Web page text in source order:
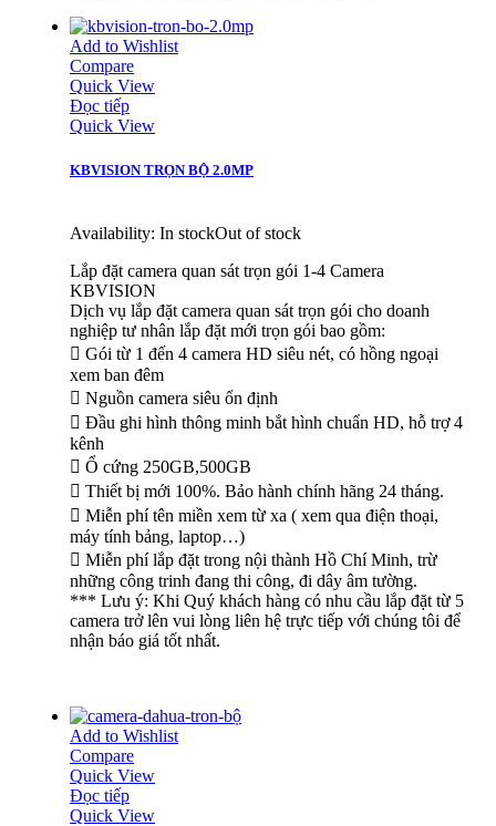
Add to Wishlist
Compare
Quick View
Đọc tiếp
Quick View
KBVISION TRỌN BỘ 2.0MP
Availability: In stockOut of stock
Lắp đặt camera quan sát trọn gói 1-4 Camera
KBVISION
Dịch vụ lắp đặt camera quan sát trọn gói cho doanh
nghiệp tư nhân lắp đặt mới trọn gói bao gồm:
 Gói từ 1 đến 4 camera HD siêu nét, có hồng ngoại
xem ban đêm
 Nguồn camera siêu ổn định
 Đầu ghi hình thông minh bắt hình chuẩn HD, hỗ trợ 4
kênh
 Ổ cứng 250GB,500GB
 Thiết bị mới 100%. Bảo hành chính hãng 24 tháng.
 Miễn phí tên miền xem từ xa ( xem qua điện thoại,
máy tính bảng, laptop…)
 Miễn phí lắp đặt trong nội thành Hồ Chí Minh, trừ
những công trinh đang thi công, đi dây âm tường.
*** Lưu ý: Khi Quý khách hàng có nhu cầu lắp đặt từ 5
camera trở lên vui lòng liên hệ trực tiếp với chúng tôi để
nhận báo giá tốt nhất.
Add to Wishlist
Compare
Quick View
Đọc tiếp
Quick View